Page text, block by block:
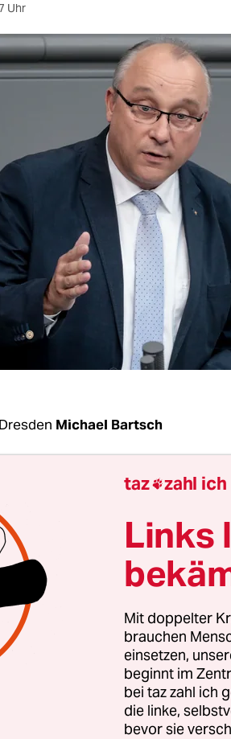
Uhr
Michael Bartsch
und ehemalige AfD-
Samstag zwei Briefe
Justizministerium, bei dem er
in das Richteramt beantragt
im vorigen September
Dresden gescheitert. Im
auch gewährt wird und
Allerdings wird Maier
wo er mit
etwa in einer Behörde wie
Das Ministerium weist ihm
taz zahl ich
Links
Mit doppelter
brauchen
einsetzen,
beginnt im
bei taz zahl ich
die linke,
bevor sie